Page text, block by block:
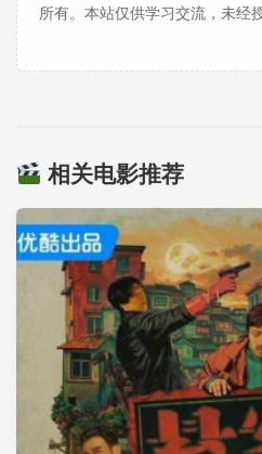
所有。本站仅供学习交流，未经
相关电影推荐